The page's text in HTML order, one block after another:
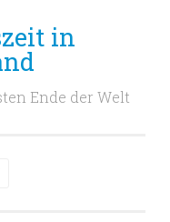
in
Ende der Welt